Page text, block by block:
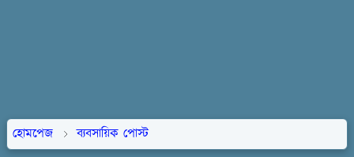
হোমপেজ ব্যবসায়িক পোস্ট